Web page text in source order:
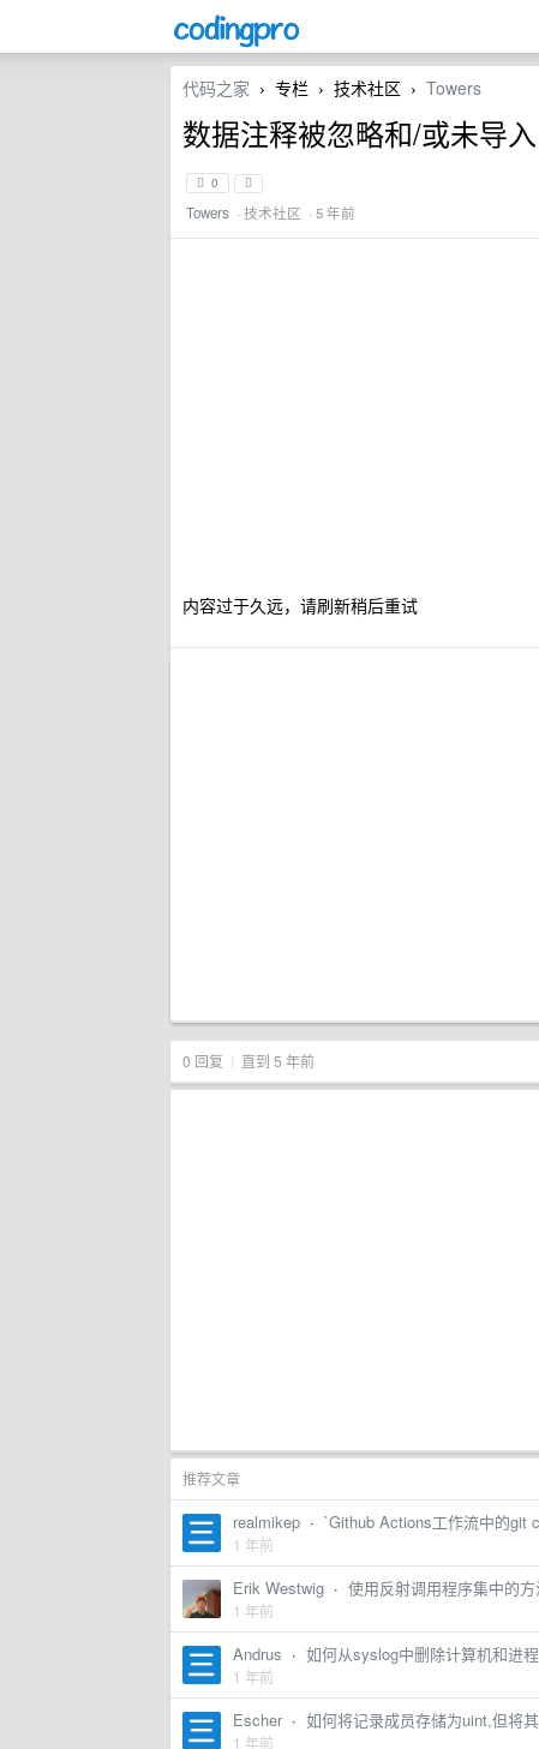
代码之家 › 专栏 › 技术社区 › Towers
数据注释被忽略和/或未导入
0
Towers · 技术社区 · 5 年前
内容过于久远，请刷新稍后重试
0 回复 | 直到 5 年前
推荐文章
realmikep · `Github Actions工作流中的git
1 年前
Erik Westwig · 使用反射调用程序集中的
1 年前
Andrus · 如何从syslog中删除计算机和进
1 年前
Escher · 如何将记录成员存储为uint,但将
1 年前